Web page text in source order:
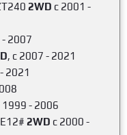
2WD c 2001 -
- 2007
, c 2007 - 2021
2021
1999 - 2006
2WD c 2000 -